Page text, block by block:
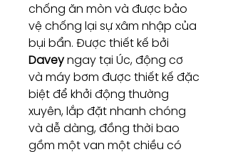
chống ăn mòn và được bảo
vệ chống lại sự xâm nhập của
bụi bẩn. Được thiết kế bởi
Daveyngay tại Úc, động cơ
và máy bơm được thiết kế đặc
biệt để khởi động thường
xuyên, lắp đặt nhanh chóng
và dễ dàng, đồng thời bao
gồm một van một chiều có